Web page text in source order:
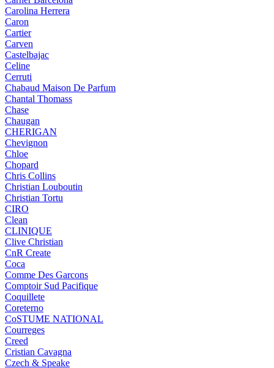
Carolina Herrera
Caron
Cartier
Carven
Castelbajac
Celine
Cerruti
Chabaud Maison De Parfum
Chantal Thomass
Chase
Chaugan
CHERIGAN
Chevignon
Chloe
Chopard
Chris Collins
Christian Louboutin
Christian Tortu
CIRO
Clean
CLINIQUE
Clive Christian
CnR Create
Coca
Comme Des Garcons
Comptoir Sud Pacifique
Coquillete
Coreterno
CoSTUME NATIONAL
Courreges
Creed
Cristian Cavagna
Czech & Speake